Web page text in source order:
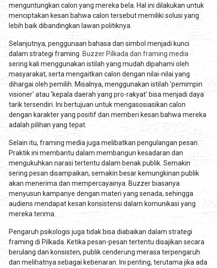
menguntungkan calon yang mereka bela. Hal ini dilakukan untuk
menciptakan kesan bahwa calon tersebut memiliki solusi yang
lebih baik dibandingkan lawan politiknya.
Selanjutnya, penggunaan bahasa dan simbol menjadi kunci
dalam strategi framing. Buzzer Pilkada dan framing media
sering kali menggunakan istilah yang mudah dipahami oleh
masyarakat, serta mengaitkan calon dengan nilai-nilai yang
dihargai oleh pemilih. Misalnya, menggunakan istilah 'pemimpin
visioner' atau 'kepala daerah yang pro-rakyat' bisa menjadi daya
tarik tersendiri. Ini bertujuan untuk mengasosiasikan calon
dengan karakter yang positif dan memberi kesan bahwa mereka
adalah pilihan yang tepat.
Selain itu, framing media juga melibatkan pengulangan pesan.
Praktik ini membantu dalam membangun kesadaran dan
mengukuhkan narasi tertentu dalam benak publik. Semakin
sering pesan disampaikan, semakin besar kemungkinan publik
akan menerima dan mempercayainya. Buzzer biasanya
menyusun kampanye dengan materi yang senada, sehingga
audiens mendapat kesan konsistensi dalam komunikasi yang
mereka terima.
Pengaruh psikologis juga tidak bisa diabaikan dalam strategi
framing di Pilkada. Ketika pesan-pesan tertentu disajikan secara
berulang dan konsisten, publik cenderung merasa terpengaruh
dan melihatnya sebagai kebenaran. Ini penting, terutama jika ada